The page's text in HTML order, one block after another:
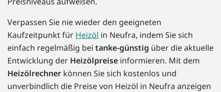
Verpassen Sie nie wieder den geeigneten
Kaufzeitpunkt für Heizöl in Neufra, indem Sie sich
einfach regelmäßig bei tanke-günstig über die aktuelle
Entwicklung der Heizölpreise informieren. Mit dem
Heizölrechner können Sie sich kostenlos und
unverbindlich die Preise von Heizöl in Neufra anzeigen